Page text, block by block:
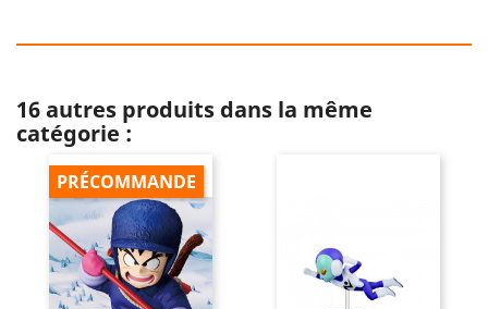
16 autres produits dans la même
catégorie :
PRÉCOMMANDE